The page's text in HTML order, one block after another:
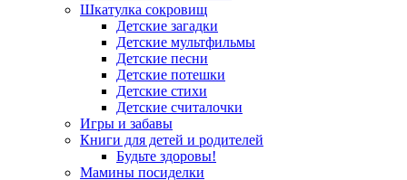
Шкатулка сокровищ
Детские загадки
Детские мультфильмы
Детские песни
Детские потешки
Детские стихи
Детские считалочки
Игры и забавы
Книги для детей и родителей
Будьте здоровы!
Мамины посиделки